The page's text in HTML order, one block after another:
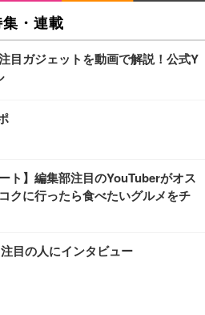
集・連載
目ガジェットを動画で解説！公式Y
ト】編集部注目のYouTuberがオス
クに行ったら食べたいグルメをチ
目の人にインタビュー